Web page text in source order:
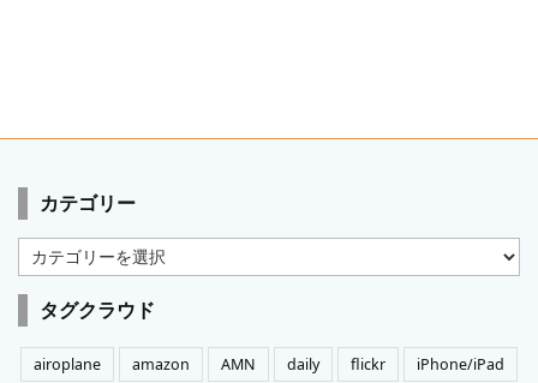
カテゴリー
カ
テ
ゴ
リ
ー
タグクラウド
airoplane amazon AMN daily flickr
iPhone/iPad